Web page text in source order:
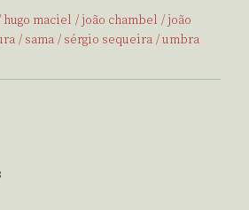
hugo maciel joão chambel
joão
sama sérgio sequeira umbra